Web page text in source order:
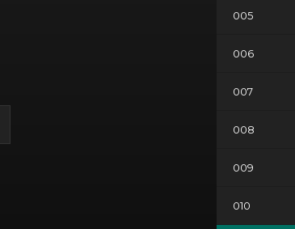
005
006
007
008
009
010